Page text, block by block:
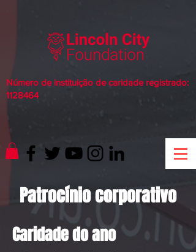
Número de instituição de caridade registrado:
1128464
Patrocínio corporativo
Caridade do ano